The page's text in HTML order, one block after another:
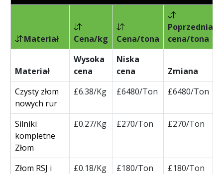
Materiał Cena/kg Cena/tona
Poprzednia
cena/tona
Materiał
Wysoka
cena
Niska
cena
Zmiana
Czysty złom
nowych rur
£6.38/Kg £6480/Ton £6480/Ton
Silniki
kompletne
Złom
£0.27/Kg £270/Ton £270/Ton
Złom RSJ i
£0.18/Kg £180/Ton £180/Ton